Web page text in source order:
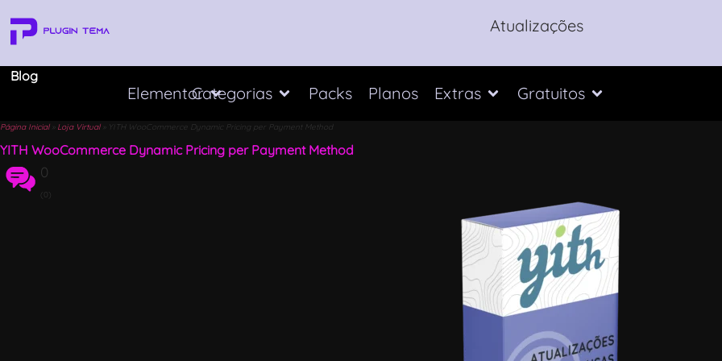
Atualizações
Blog
ElementorCategorias Packs Planos Extras Gratuitos
Página Inicial» Loja Virtual» YITH WooCommerce Dynamic Pricing per Payment Method
YITH WooCommerce Dynamic Pricing per Payment Method
0